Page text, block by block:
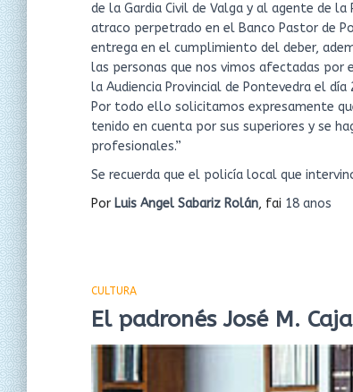
de la Gardia Civil de Valga y al agente de
atraco perpetrado en el Banco Pastor de
entrega en el cumplimiento del deber,
las personas que nos vimos afectadas por
la Audiencia Provincial de Pontevedra el
Por todo ello solicitamos expresamente
tenido en cuenta por sus superiores y se
profesionales.”
Se recuerda que el policía local que
Por Luis Angel Sabariz Rolán, fai 18 anos
CULTURA
El padronés José M.